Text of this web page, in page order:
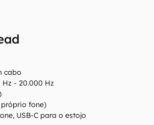
cabo
Hz - 20.000 Hz
próprio fone)
USB-C para o estojo